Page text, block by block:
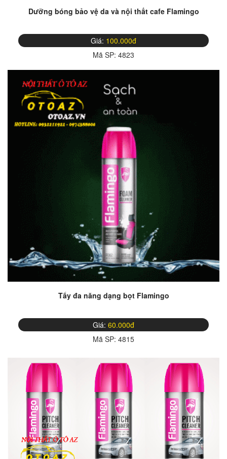
Dưỡng bóng bảo vệ da và nội thất cafe Flamingo
Giá: 100.000đ
Mã SP: 4823
Tẩy đa năng dạng bọt Flamingo
Giá: 60.000đ
Mã SP: 4815